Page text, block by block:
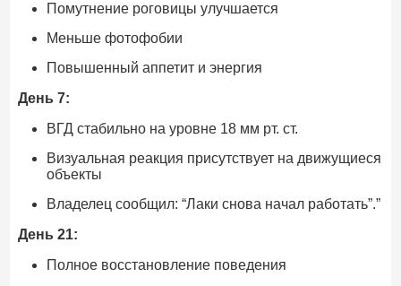
Помутнение роговицы улучшается
Меньше фотофобии
Повышенный аппетит и энергия
День 7:
ВГД стабильно на уровне 18 мм рт. ст.
Визуальная реакция присутствует на движущиеся
объекты
Владелец сообщил: “Лаки снова начал работать”.”
День 21:
Полное восстановление поведения